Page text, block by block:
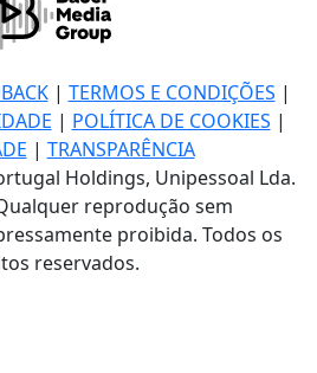
| TERMOS E CONDIÇÕES |
| POLÍTICA DE COOKIES |
| TRANSPARÊNCIA
Holdings, Unipessoal Lda.
reprodução sem
proibida. Todos os
reservados.